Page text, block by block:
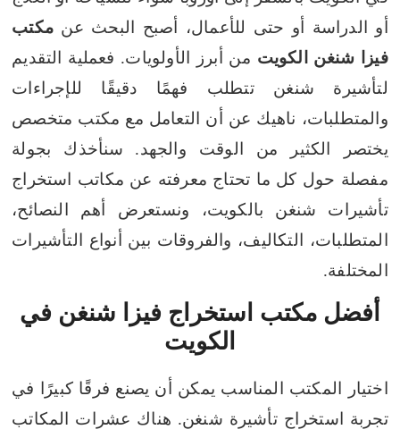
أو الدراسة أو حتى للأعمال، أصبح البحث عن مكتب
فيزا شنغن الكويت من أبرز الأولويات. فعملية التقديم
لتأشيرة شنغن تتطلب فهمًا دقيقًا للإجراءات
والمتطلبات، ناهيك عن أن التعامل مع مكتب متخصص
يختصر الكثير من الوقت والجهد.
سنأخذك بجولة
مفصلة حول كل ما تحتاج معرفته عن مكاتب استخراج
تأشيرات شنغن بالكويت، ونستعرض أهم النصائح،
المتطلبات، التكاليف، والفروقات بين أنواع التأشيرات
المختلفة.
أفضل مكتب استخراج فيزا شنغن في
الكويت
اختيار المكتب المناسب يمكن أن يصنع فرقًا كبيرًا في
تجربة استخراج تأشيرة شنغن. هناك عشرات المكاتب